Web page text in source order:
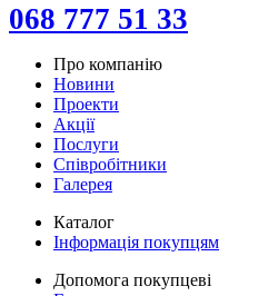
068 777 51 33
Про компанію
Новини
Проекти
Акції
Послуги
Співробітники
Галерея
Каталог
Інформація покупцям
Допомога покупцеві